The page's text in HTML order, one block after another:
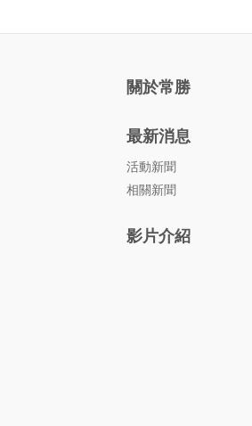
關於常勝
最新消息
活動新聞
相關新聞
影片介紹